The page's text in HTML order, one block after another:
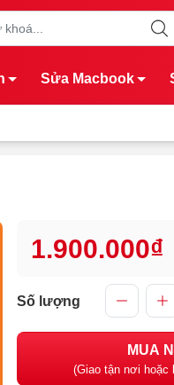
Sửa Macbook
1.900.000₫
Số lượng
MUA
(Giao tận nơi hoặc